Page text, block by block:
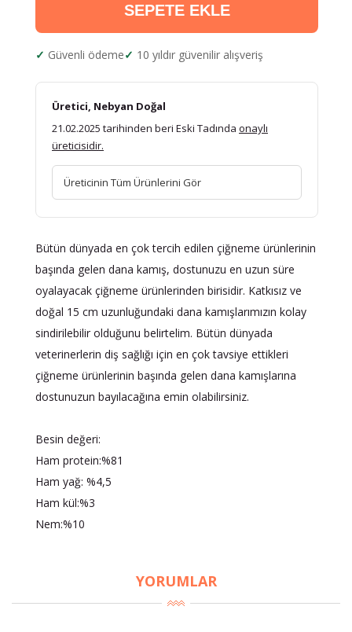
SEPETE EKLE
Güvenli ödeme 10 yıldır güvenilir alışveriş
Üretici, Nebyan Doğal
21.02.2025 tarihinden beri Eski Tadında onaylı
üreticisidir.
Üreticinin Tüm Ürünlerini Gör
Bütün dünyada en çok tercih edilen çiğneme ürünlerinin
başında gelen dana kamış, dostunuzu en uzun süre
oyalayacak çiğneme ürünlerinden birisidir. Katkısız ve
doğal 15 cm uzunluğundaki dana kamışlarımızın kolay
sindirilebilir olduğunu belirtelim. Bütün dünyada
veterinerlerin diş sağlığı için en çok tavsiye ettikleri
çiğneme ürünlerinin başında gelen dana kamışlarına
dostunuzun bayılacağına emin olabilirsiniz.
Besin değeri:
Ham protein:%81
Ham yağ: %4,5
Ham kül:%3
Nem:%10
YORUMLAR